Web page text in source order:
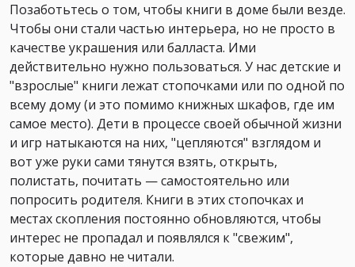
Позаботьтесь о том, чтобы книги в доме были везде.
Чтобы они стали частью интерьера, но не просто в
качестве украшения или балласта. Ими
действительно нужно пользоваться. У нас детские и
"взрослые" книги лежат стопочками или по одной по
всему дому (и это помимо книжных шкафов, где им
самое место). Дети в процессе своей обычной жизни
и игр натыкаются на них, "цепляются" взглядом и
вот уже руки сами тянутся взять, открыть,
полистать, почитать — самостоятельно или
попросить родителя. Книги в этих стопочках и
местах скопления постоянно обновляются, чтобы
интерес не пропадал и появлялся к "свежим",
которые давно не читали.